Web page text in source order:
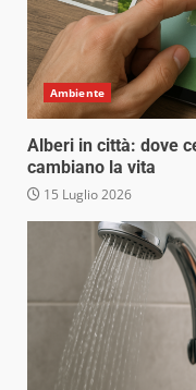
Ambiente
Alberi in città: dove
cambiano la vita
15 Luglio 2026